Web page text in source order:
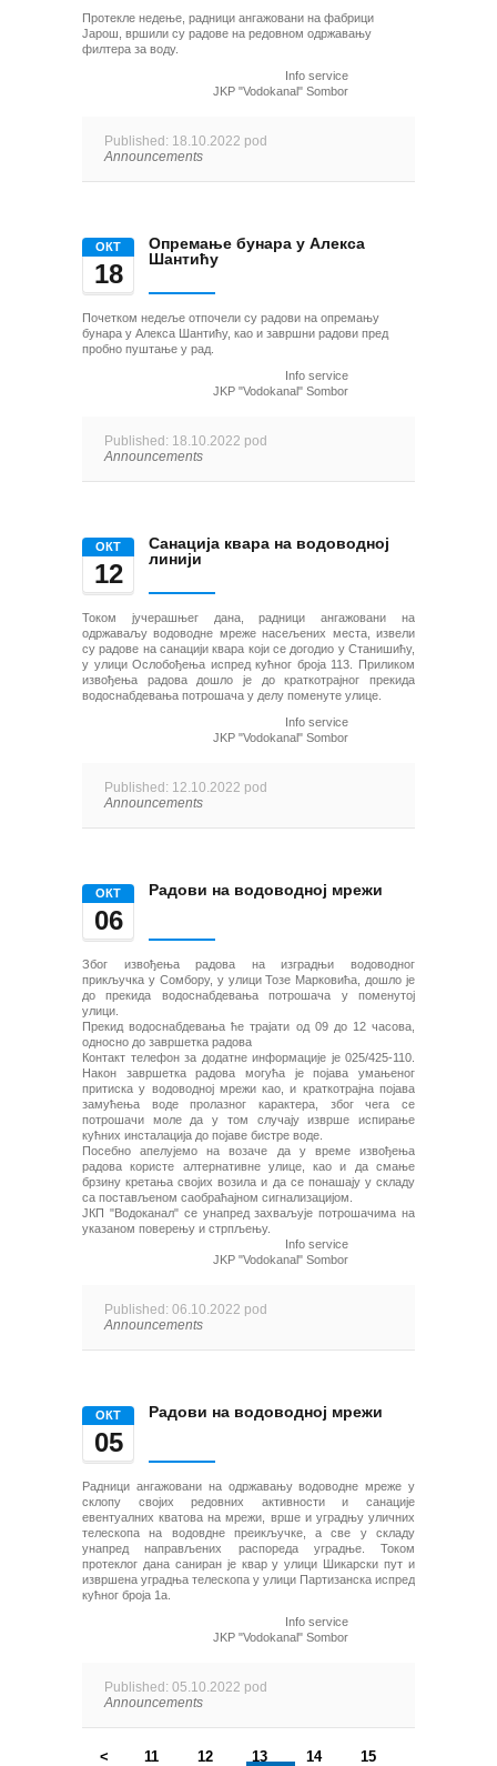
Протекле недење, радници ангажовани на фабрици
Јарош, вршили су радове на редовном одржавању
филтера за воду.
Info service
JKP "Vodokanal" Sombor
Published: 18.10.2022 pod
Announcements
ОКТ
18
Опремање бунара у Алекса
Шантићу
Почетком недеље отпочели су радови на опремању
бунара у Алекса Шантићу, као и завршни радови пред
пробно пуштање у рад.
Info service
JKP "Vodokanal" Sombor
Published: 18.10.2022 pod
Announcements
ОКТ
12
Санација квара на водоводној
линији
Током јучерашњег дана, радници ангажовани на
одржаваљу водоводне мреже насељених места, извели
су радове на санацији квара који се догодио у Станишићу,
у улици Ослобођења испред кућног броја 113. Приликом
извођења радова дошло је до краткотрајног прекида
водоснабдевања потрошача у делу поменуте улице.
Info service
JKP "Vodokanal" Sombor
Published: 12.10.2022 pod
Announcements
ОКТ
06
Радови на водоводној мрежи
Због извођења радова на изградњи водоводног
прикључка у Сомбору, у улици Тозе Марковића, дошло је
до прекида водоснабдевања потрошача у поменутој
улици.
Прекид водоснабдевања ће трајати од 09 до 12 часова,
односно до завршетка радова
Контакт телефон за додатне информације је 025/425-110.
Након завршетка радова могућа је појава умањеног
притиска у водоводној мрежи као, и краткотрајна појава
замућења воде пролазног карактера, због чега се
потрошачи моле да у том случају изврше испирање
кућних инсталација до појаве бистре воде.
Посебно апелујемо на возаче да у време извођења
радова користе алтернативне улице, као и да смање
брзину кретања својих возила и да се понашају у складу
са постављеном саобраћајном сигнализацијом.
ЈКП "Водоканал" се унапред захваљује потрошачима на
указаном поверењу и стрпљењу.
Info service
JKP "Vodokanal" Sombor
Published: 06.10.2022 pod
Announcements
ОКТ
05
Радови на водоводној мрежи
Радници ангажовани на одржавању водоводне мреже у
склопу својих редовних активности и санације
евентуалних кватова на мрежи, врше и уградњу уличних
телескопа на водовдне преикључке, а све у складу
унапред направљених распореда уградње. Током
протеклог дана саниран је квар у улици Шикарски пут и
извршена уградња телескопа у улици Партизанска испред
кућног броја 1а.
Info service
JKP "Vodokanal" Sombor
Published: 05.10.2022 pod
Announcements
< 11 12 13 14
15